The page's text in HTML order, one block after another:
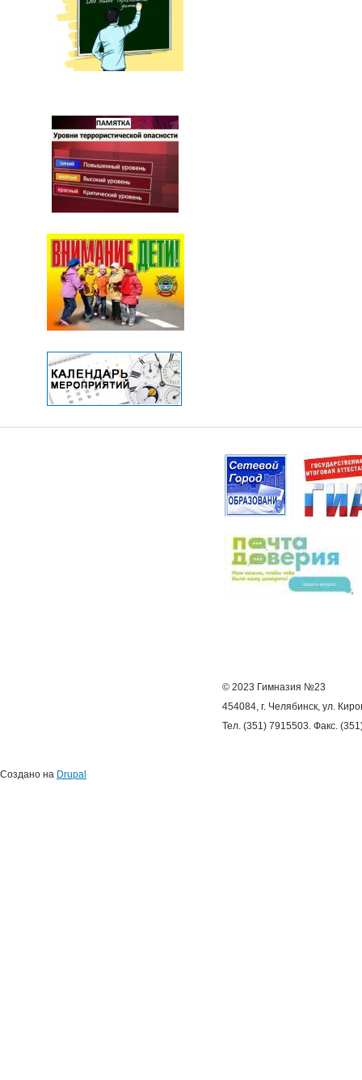
© 2023 Гимназия №23
454084, г. Челябинск, ул.
Тел. (351) 7915503. Факс.
Создано на Drupal